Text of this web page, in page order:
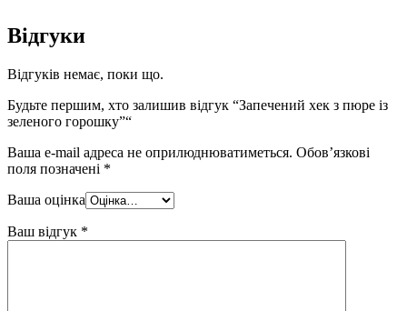
Відгуки
Відгуків немає, поки що.
Будьте першим, хто залишив відгук “Запечений хек з пюре із
зеленого горошку”“
Ваша e-mail адреса не оприлюднюватиметься. Обов’язкові
поля позначені *
Ваша оцінка
Ваш відгук *